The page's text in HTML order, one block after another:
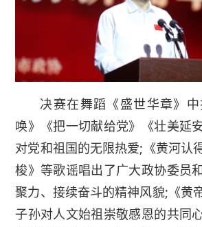
决赛在舞蹈《盛世华章》
唤》《把一切献给党》《壮美延
对党和祖国的无限热爱;《黄河认
梭》等歌谣唱出了广大政协委员
聚力、接续奋斗的精神风貌;《黄
子孙对人文始祖崇敬感恩的共同